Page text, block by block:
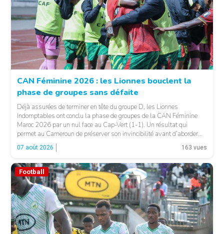
CAN Féminine 2026 : les Lionnes bouclent la
phase de groupes sans défaite
Déjà assurées de terminer en tête du groupe D, les Lionnes
Indomptables ont conclu la phase de groupes de la CAN Féminine
Maroc 2026 par un nul face au Cap-Vert (1-1). Un résultat qui
permet au Cameroun de préserver son invincibilité avant d’aborder
les choses sérieuses. Les Camerounaises ont rapidement pris le
contrôle des opérations […]
07 août 2026 163 vues
Football